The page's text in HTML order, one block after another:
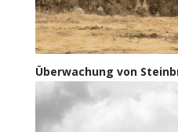
Überwachung von